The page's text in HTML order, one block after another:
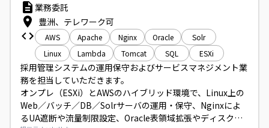
業務委託
豊洲、テレワーク可
AWS Apache Nginx Oracle
Solr
Linux
Lambda Tomcat SQL ESXi
採用管理システムの運用保守およびサービスマネジメント業
務を担当していただきます。
オンプレ（ESXi）とAWSのハイブリッド環境で、Linux上の
Web／バッチ／DB／Solrサーバの運用・保守、Nginxによ
るUA遮断や流量制限設定、Oracle表領域拡張やディスク増